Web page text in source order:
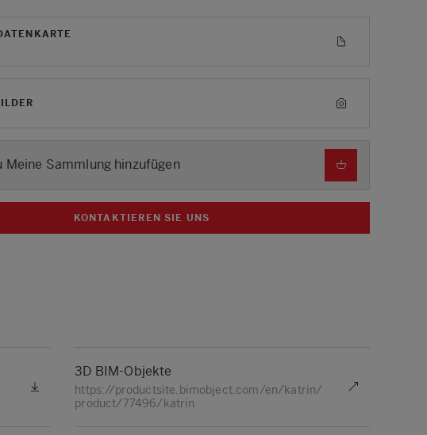
Meine Sammlung hinzufügen
KONTAKTIEREN SIE UNS
3D BIM-Objekte
https://productsite.bimobject.com/en/katrin/
product/77496/katrin